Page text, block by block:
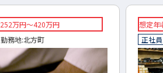
500万円～700万円
勤務地:美濃加茂市
◇想
◇